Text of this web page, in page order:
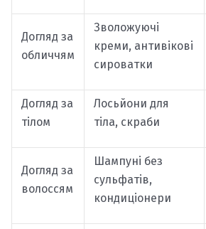
Догляд за
обличчям
Зволожуючі
креми, антивікові
сироватки
Догляд за
тілом
Лосьйони для
тіла, скраби
Догляд за
волоссям
Шампуні без
сульфатів,
кондиціонери